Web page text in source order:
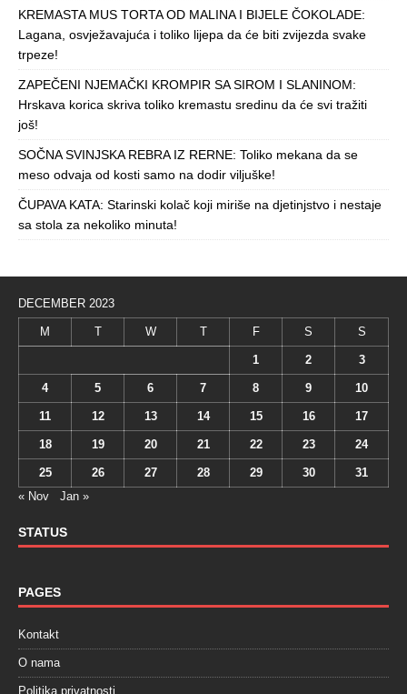
KREMASTA MUS TORTA OD MALINA I BIJELE ČOKOLADE:
Lagana, osvježavajuća i toliko lijepa da će biti zvijezda svake
trpeze!
ZAPEČENI NJEMAČKI KROMPIR SA SIROM I SLANINOM:
Hrskava korica skriva toliko kremastu sredinu da će svi tražiti
još!
SOČNA SVINJSKA REBRA IZ RERNE: Toliko mekana da se
meso odvaja od kosti samo na dodir viljuške!
ČUPAVA KATA: Starinski kolač koji miriše na djetinjstvo i nestaje
sa stola za nekoliko minuta!
DECEMBER 2023
M T W T F S S
1 2 3
4 5 6 7 8 9 10
11 12 13 14 15 16 17
18 19 20 21 22 23 24
25 26 27 28 29 30
31
« Nov
Jan »
STATUS
PAGES
Kontakt
O nama
Politika privatnosti